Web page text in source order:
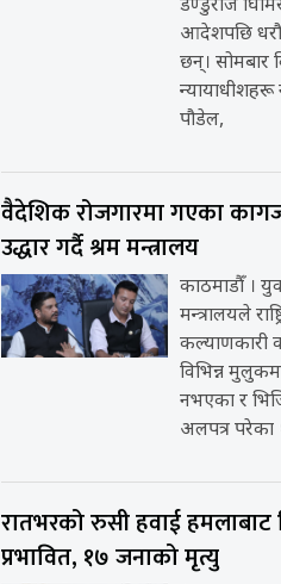
डण्डुराज
आदेशपछि
छन्। सोमबार
न्यायाधीशहरू
पौडेल,
वैदेशिक रोजगारमा गएका
उद्धार गर्दै श्रम मन्त्रालय
काठमाडौँ ।
मन्त्रालयले
कल्याणकारी
विभिन्न
नभएका र
अलपत्र परेका
रातभरको रुसी हवाई हमलाबाट
प्रभावित, १७ जनाको मृत्यु